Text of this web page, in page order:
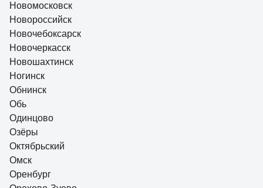
Новомосковск
Новороссийск
Новочебоксарск
Новочеркасск
Новошахтинск
Ногинск
Обнинск
Обь
Одинцово
Озёры
Октябрьский
Омск
Оренбург